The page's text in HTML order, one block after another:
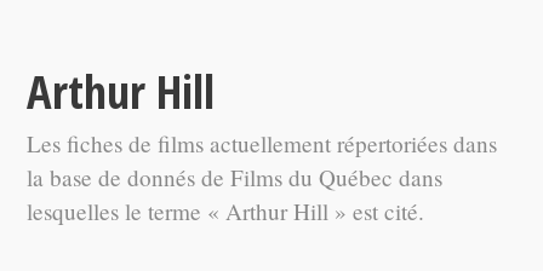
Arthur Hill
Les fiches de films actuellement répertoriées dans
la base de donnés de Films du Québec dans
lesquelles le terme « Arthur Hill » est cité.